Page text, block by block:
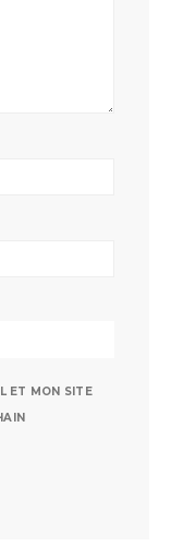
ET MON SITE